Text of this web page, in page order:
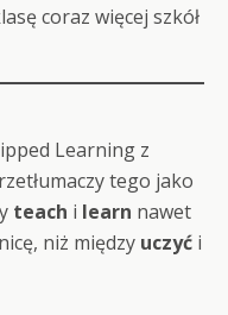
coraz więcej szkół
Learning z
tego jako
teach i learn nawet
niż między uczyć i